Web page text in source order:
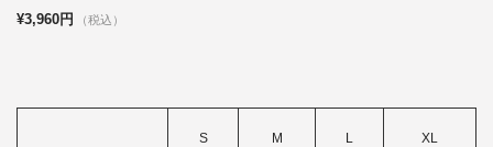
¥3,960円 （税込）
S M L XL